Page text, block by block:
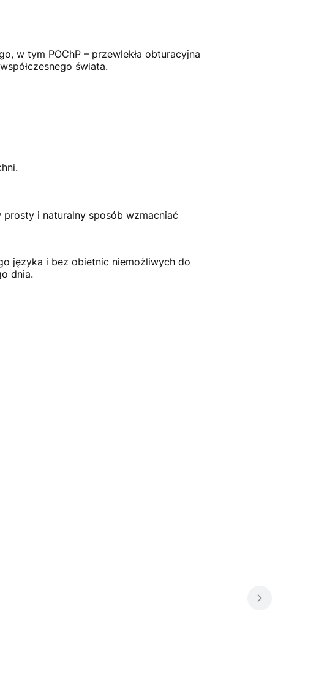
w tym POChP – przewlekła obturacyjna
świata.
i naturalny sposób wzmacniać
języka i bez obietnic niemożliwych do
dnia.